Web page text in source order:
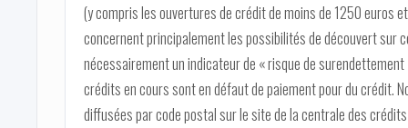
(y compris les ouvertures de crédit de moins de 1250 euros
concernent principalement les possibilités de découvert sur
nécessairement un indicateur de « risque de
crédits en cours sont en défaut de paiement pour du crédit.
diffusées par code postal sur le site de la centrale des